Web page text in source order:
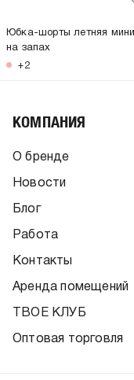
Юбка-шорты летняя мини
на запах
+2
КОМПАНИЯ
О бренде
Новости
Блог
Работа
Контакты
Аренда помещений
ТВОЕ КЛУБ
Оптовая торговля